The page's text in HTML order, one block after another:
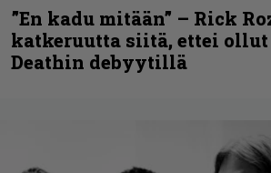
”En kadu mitään” – Rick
katkeruutta siitä, ettei
Deathin debyytillä